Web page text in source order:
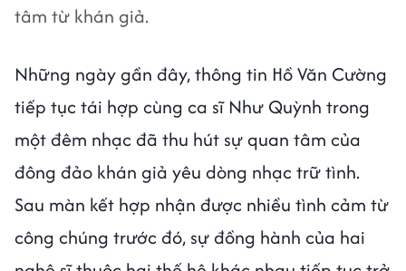
tâm từ khán giả.
Những ngày gần đây, thông tin Hồ Văn Cường
tiếp tục tái hợp cùng ca sĩ Như Quỳnh trong
một đêm nhạc đã thu hút sự quan tâm của
đông đảo khán giả yêu dòng nhạc trữ tình.
Sau màn kết hợp nhận được nhiều tình cảm từ
công chúng trước đó, sự đồng hành của hai